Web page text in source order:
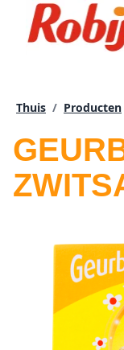
Doorgaan
artikel
Thuis / Producten